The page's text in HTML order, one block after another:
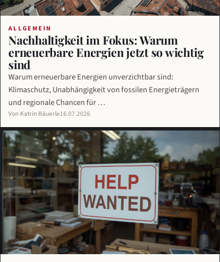
ALLGEMEIN
Nachhaltigkeit im Fokus: Warum
erneuerbare Energien jetzt so wichtig
sind
Warum erneuerbare Energien unverzichtbar sind:
Klimaschutz, Unabhängigkeit von fossilen Energieträgern
und regionale Chancen für …
Von Katrin Bäuerle16.07.2026